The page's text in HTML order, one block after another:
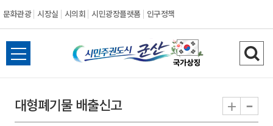
문화관광 시장실 시의회 시민광장플랫폼 인구정책
시
민
주
전
체
뉴
열
검
색
기
대형폐기물 배출신고 + -